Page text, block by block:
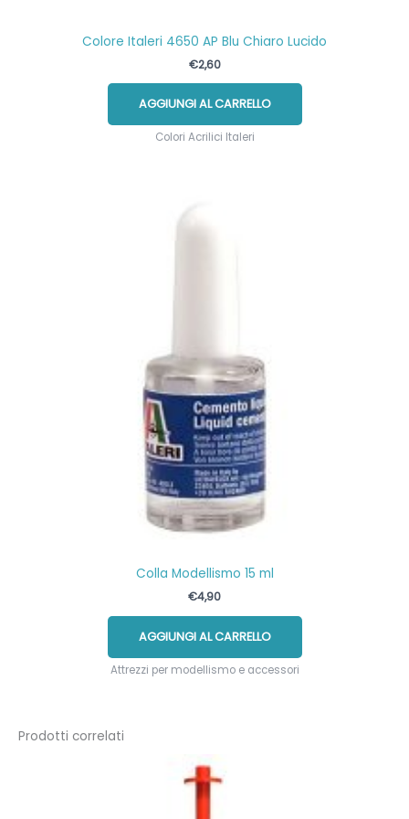
Colore Italeri 4650 AP Blu Chiaro Lucido
€2,60
AGGIUNGI AL CARRELLO
Colori Acrilici Italeri
Colla Modellismo 15 ml
€4,90
AGGIUNGI AL CARRELLO
Attrezzi per modellismo e accessori
Prodotti correlati